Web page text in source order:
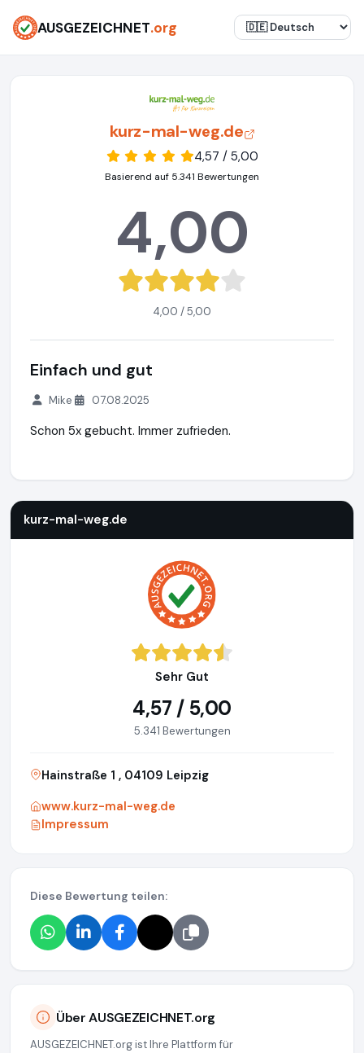
AUSGEZEICHNET.org
kurz-mal-weg.de
4,57 / 5,00
Basierend auf 5.341 Bewertungen
4,00
4,00 / 5,00
Einfach und gut
Mike 07.08.2025
Schon 5x gebucht. Immer zufrieden.
kurz-mal-weg.de
Sehr Gut
4,57 / 5,00
5.341 Bewertungen
Hainstraße 1 , 04109 Leipzig
www.kurz-mal-weg.de
Impressum
Diese Bewertung teilen:
Über AUSGEZEICHNET.org
AUSGEZEICHNET.org ist Ihre Plattform für